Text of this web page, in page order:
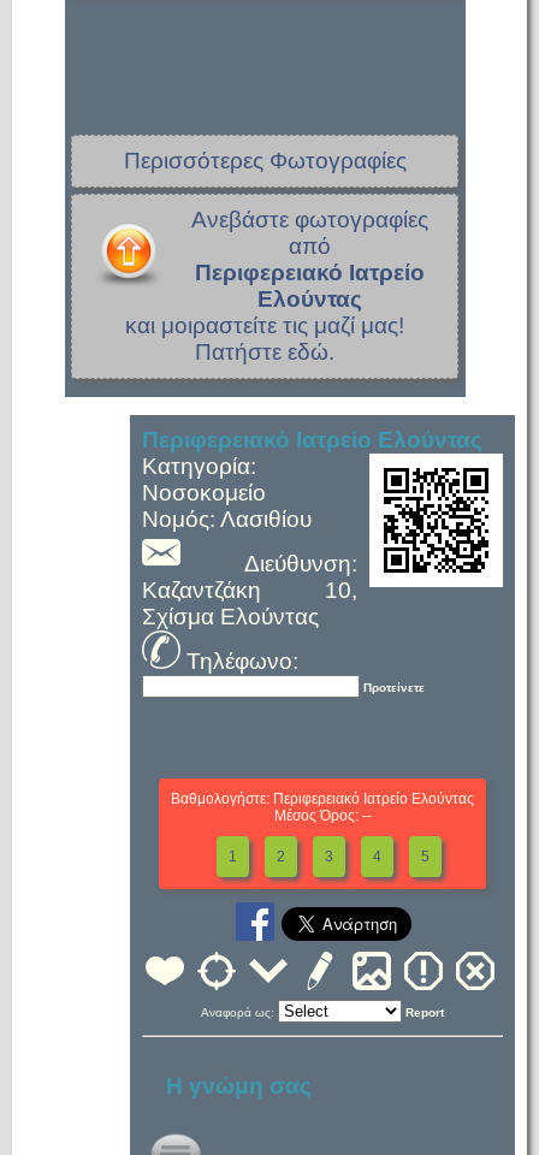
Περισσότερες Φωτογραφίες
Ανεβάστε φωτογραφίες
από
Περιφερειακό Ιατρείο
Ελούντας
και μοιραστείτε τις μαζί μας!
Πατήστε εδώ.
Περιφερειακό Ιατρείο Ελούντας
Κατηγορία:
Νοσοκομείο
Νομός: Λασιθίου
Διεύθυνση:
Καζαντζάκη 10,
Σχίσμα Ελούντας
Τηλέφωνο:
Προτείνετε
Βαθμολογήστε: Περιφερειακό Ιατρείο Ελούντας
Μέσος Όρος: --
1 2 3 4 5
Αναφορά ως: Report
Η γνώμη σας